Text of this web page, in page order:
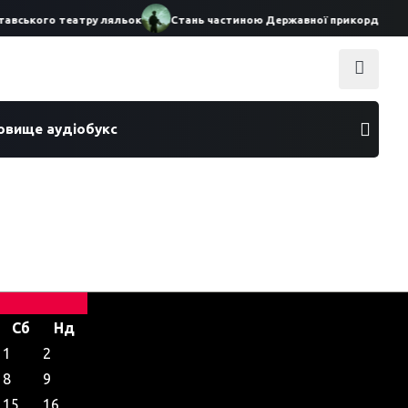
театру ляльок Стань частиною Державної прикордонної
аудіобукс
Сб
Нд
1
2
8
9
15
16